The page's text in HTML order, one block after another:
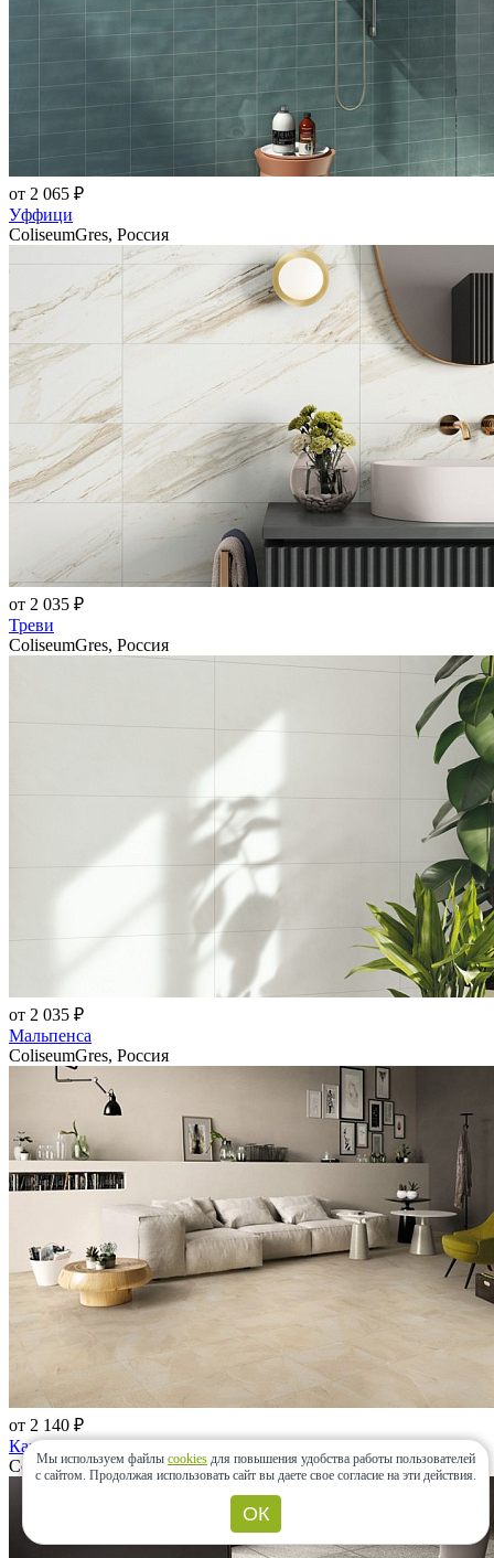
от 2 065 ₽
Уффици
ColiseumGres, Россия
от 2 035 ₽
Треви
ColiseumGres, Россия
от 2 035 ₽
Мальпенса
ColiseumGres, Россия
от 2 140 ₽
Капри / Capri
ColiseumGres, Россия
Мы используем файлы cookies для повышения удобства работы пользователей
с сайтом. Продолжая использовать сайт вы даете свое согласие на эти действия.
ОК